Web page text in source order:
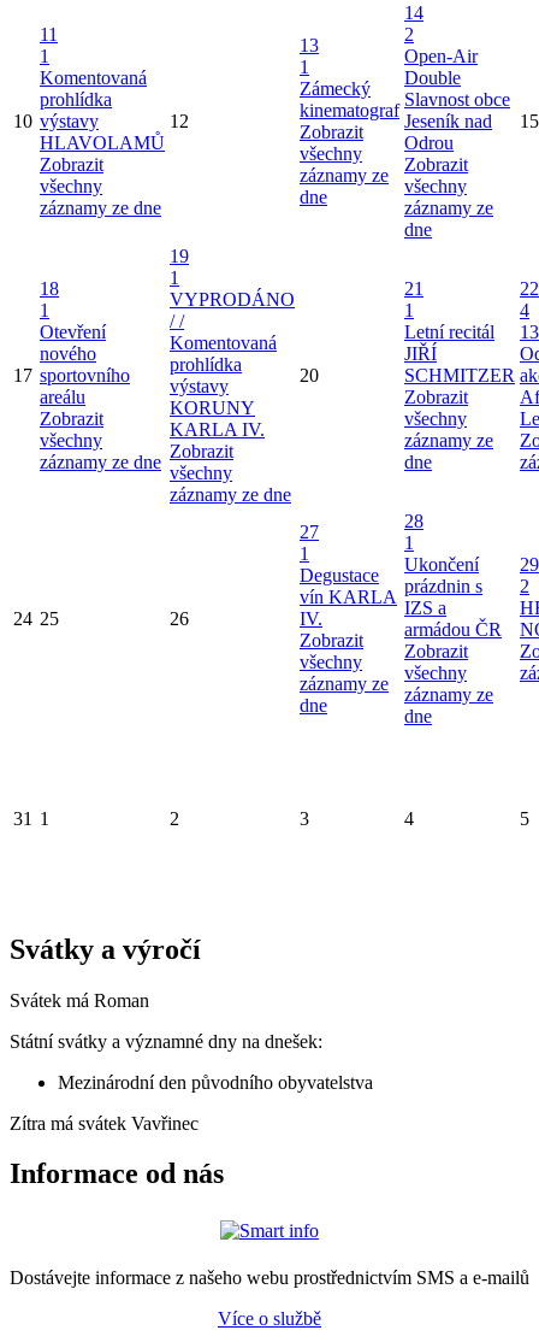
10
11
1
Komentovaná
prohlídka
výstavy
HLAVOLAMŮ
Zobrazit
všechny
záznamy ze dne
12
13
1
Zámecký
kinematograf
Zobrazit
všechny
záznamy ze
dne
14
2
Open-Air
Double
Slavnost obce
Jeseník nad
Odrou
Zobrazit
všechny
záznamy ze
dne
15
17
18
1
Otevření
nového
sportovního
areálu
Zobrazit
všechny
záznamy ze dne
19
1
VYPRODÁNO
/ /
Komentovaná
prohlídka
výstavy
KORUNY
KARLA IV.
Zobrazit
všechny
záznamy ze dne
20
21
1
Letní recitál
JIŘÍ
SCHMITZER
Zobrazit
všechny
záznamy ze
dne
22
4
24 25 26
27
1
Degustace
vín KARLA
IV.
Zobrazit
všechny
záznamy ze
dne
28
1
Ukončení
prázdnin s
IZS a
armádou ČR
Zobrazit
všechny
záznamy ze
dne
29
2
31 1 2 3 4 5
Svátky a výročí
Svátek má Roman
Státní svátky a významné dny na dnešek:
Mezinárodní den původního obyvatelstva
Zítra má svátek Vavřinec
Informace od nás
Dostávejte informace z našeho webu prostřednictvím SMS a e-mailů
Více o službě